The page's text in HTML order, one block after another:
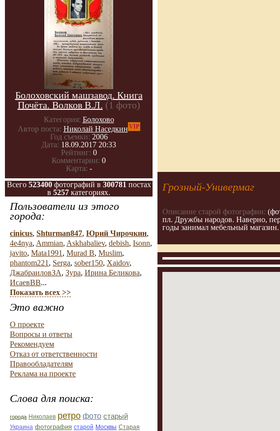
Болоховский машзавод. Книга
Почёта. Волков В.Л. (1 фото)
Категория: Болохово
Автор поста: Николай Наседкин VIP
Год съемки: 2006
Дата: 18.09.2017 20:33
Рейтинг: 0
Комментарии: 0
Карта: -
Всего 523400фотографий в 300781 постах
в 5257 категориях.
Пользователи из этого
города:
cinicus, Shturman847, Юрий Чирочкин,
4e4nya, Ammian, Askhabaliev, debish, Isonn,
javito, Mata1991 , Murad B, Muslim,
phantom221 , Serga, sober150, Xaidov,
ДжабраиловЗА, Зура, Ирина Беликова,
ИсаевВВ...
Показать всех >>
Это важно
О проекте
Вопросы и ответы
Рекомендуем
Отказ от ответственности
Правообладателям
Реклама на проекте
Слова для поиска:
города Николаев ретро фото старый
Украина фотография старой Москвы Старая
Грозный-Универмаг
Описание старой фотографии:
пл. Дружбы народов. Наверно,
годы занимал мебельный